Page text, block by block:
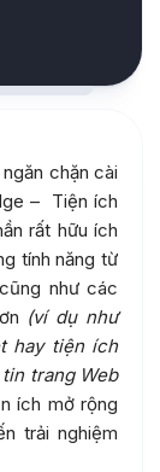
chặn cài
– Tiện ích
rất hữu ích
tính năng từ
như các
(ví dụ như
hay tiện ích
trang Web
ích mở rộng
trải nghiệm